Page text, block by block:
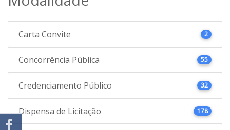
Carta Convite 2
Concorrência Pública 55
Credenciamento Público 32
Dispensa de Licitação 178